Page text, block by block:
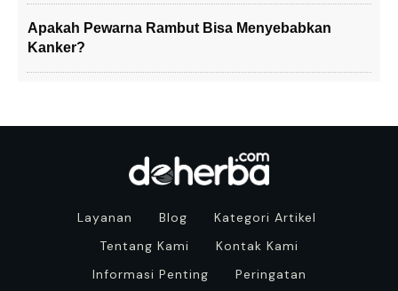
Apakah Pewarna Rambut Bisa Menyebabkan
Kanker?
Layanan Blog
Kategori Artikel
Tentang Kami
Kontak Kami
Informasi Penting
Peringatan